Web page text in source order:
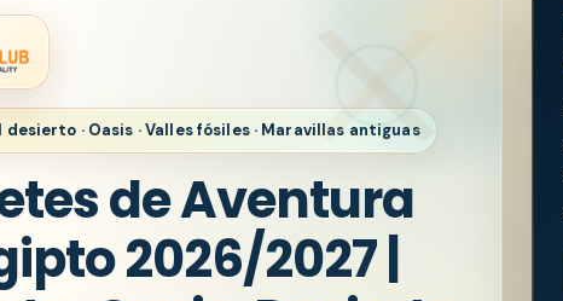
· Oasis · Valles fósiles · Maravillas antiguas
de Aventura
2026/2027 |